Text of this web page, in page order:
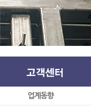
업계동향